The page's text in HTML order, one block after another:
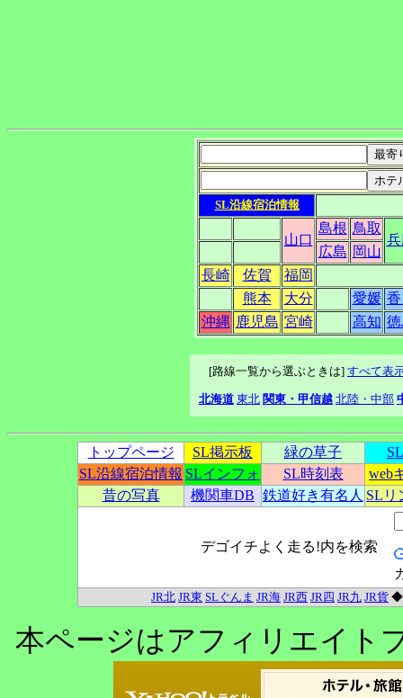
SL沿線宿泊情報
山口
島根 鳥取
広島 岡山
長崎
佐賀
福岡
熊本
大分 愛媛
沖縄 鹿児島 宮崎 高知
[路線一覧から選ぶときは] すべて表
北海道 東北 関東・甲信越 北陸・中部
トップページ SL掲示板 緑の草子
SL沿線宿泊情報 SLインフォ SL時刻表
web
昔の写真
機関車DB 鉄道好き有名人 SLリ
デゴイチよく走る!内を検索
JR北 JR東 SLぐんま JR海 JR西 JR四 JR九 JR貨
本ページはアフィリエイト